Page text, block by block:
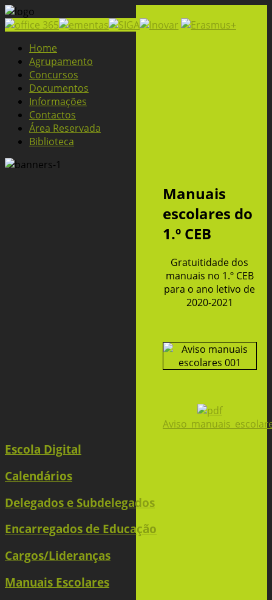
Home
Agrupamento
Concursos
Documentos
Informações
Contactos
Área Reservada
Biblioteca
Manuais
escolares do
1.º CEB
Gratuitidade dos
manuais no 1.º CEB
para o ano letivo de
2020-2021
Escola Digital
Calendários
Delegados e Subdelegados
Encarregados de Educação
Cargos/Lideranças
Manuais Escolares